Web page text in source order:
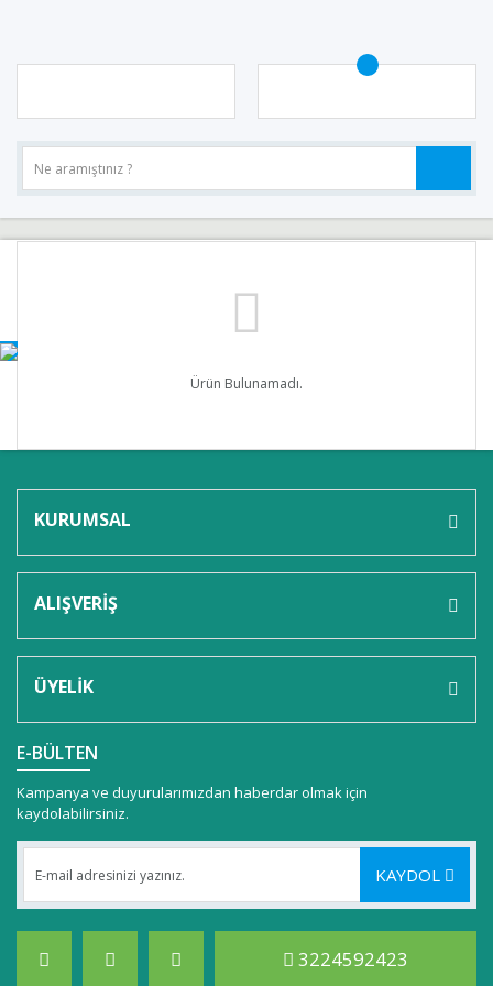
Ürün Bulunamadı.
KURUMSAL
ALIŞVERİŞ
ÜYELİK
E-BÜLTEN
Kampanya ve duyurularımızdan haberdar olmak için
kaydolabilirsiniz.
KAYDOL
3224592423